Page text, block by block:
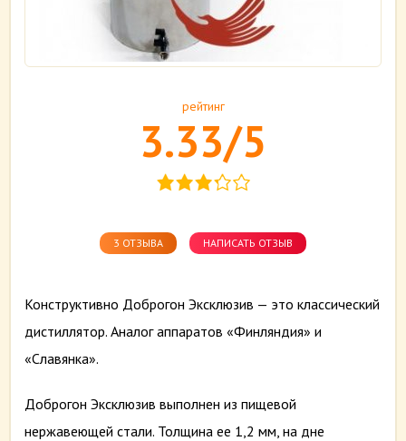
рейтинг
3.33/5
3 ОТЗЫВА НАПИСАТЬ ОТЗЫВ
Конструктивно Доброгон Эксклюзив — это классический
дистиллятор. Аналог аппаратов «Финляндия» и
«Славянка».
Доброгон Эксклюзив выполнен из пищевой
нержавеющей стали. Толщина ее 1,2 мм, на дне